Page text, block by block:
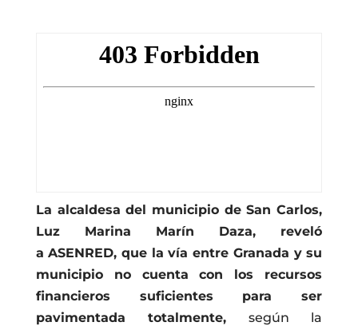
La alcaldesa del municipio de San Carlos,
Luz Marina Marín Daza, reveló
a ASENRED, que la vía entre Granada y su
municipio no cuenta con los recursos
financieros suficientes para ser
pavimentada totalmente, según la